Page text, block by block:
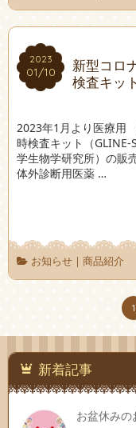
2023
01/10
2023
01/10
新型コロ
検査キッ
2023年1月より医療用
時検査キット（
学生物学研究所）の販
体外診断用医薬 …
お知らせ| 商品紹介
1
新着記事
お盆休みの